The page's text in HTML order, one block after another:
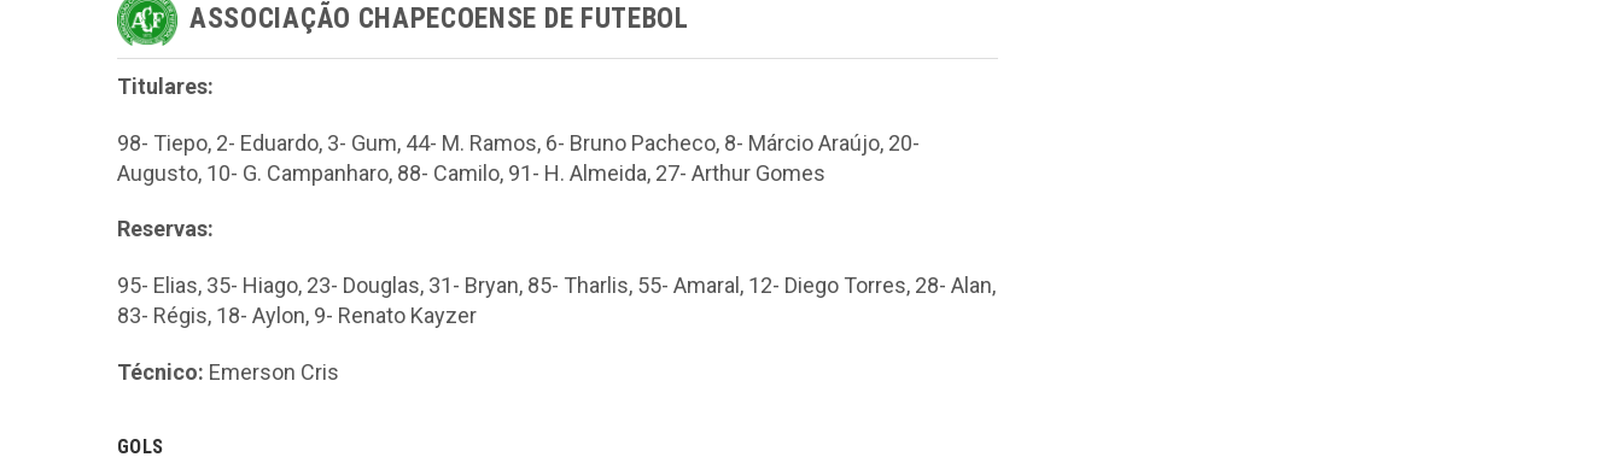
ASSOCIAÇÃO CHAPECOENSE DE FUTEBOL
Titulares:
98- Tiepo, 2- Eduardo, 3- Gum, 44- M. Ramos, 6- Bruno Pacheco, 8- Márcio Araújo, 20-
Augusto, 10- G. Campanharo, 88- Camilo, 91- H. Almeida, 27- Arthur Gomes
Reservas:
95- Elias, 35- Hiago, 23- Douglas, 31- Bryan, 85- Tharlis, 55- Amaral, 12- Diego Torres, 28- Alan,
83- Régis, 18- Aylon, 9- Renato Kayzer
Técnico: Emerson Cris
GOLS